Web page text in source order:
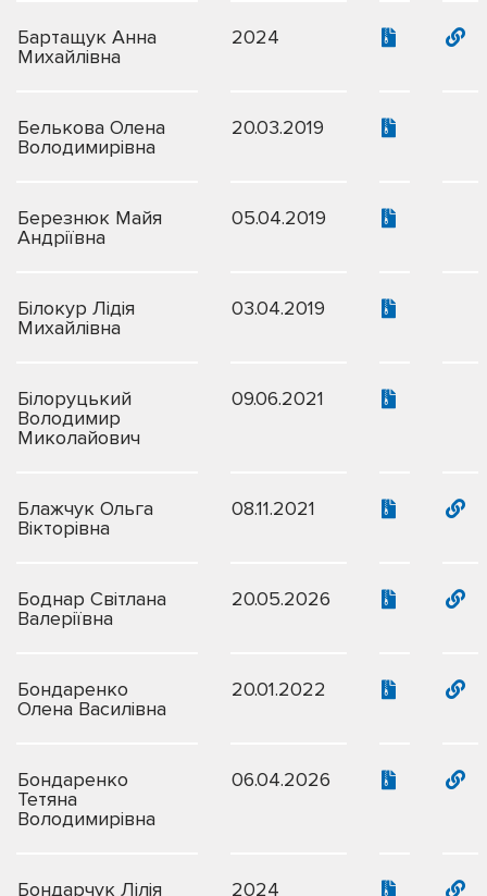
Бартащук Анна
Михайлівна
2024
Белькова Олена
Володимирівна
20.03.2019
Березнюк Майя
Андріївна
05.04.2019
Білокур Лідія
Михайлівна
03.04.2019
Білоруцький
Володимир
Миколайович
09.06.2021
Блажчук Ольга
Вікторівна
08.11.2021
Боднар Світлана
Валеріївна
20.05.2026
Бондаренко
Олена Василівна
20.01.2022
Бондаренко
Тетяна
Володимирівна
06.04.2026
Бондарчук Лілія
2024